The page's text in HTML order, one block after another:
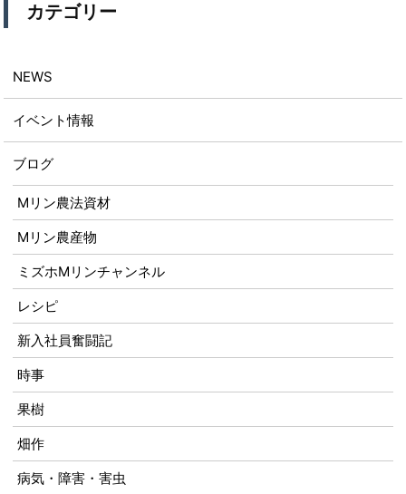
カテゴリー
NEWS
イベント情報
ブログ
Mリン農法資材
Mリン農産物
ミズホMリンチャンネル
レシピ
新入社員奮闘記
時事
果樹
畑作
病気・障害・害虫